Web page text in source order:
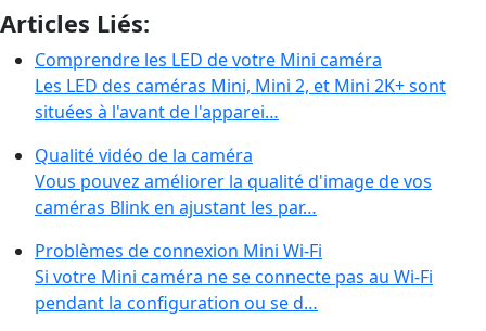
Articles Liés:
Comprendre les LED de votre Mini caméra
Les LED des caméras Mini, Mini 2, et Mini 2K+ sont
situées à l'avant de l'apparei…
Qualité vidéo de la caméra
Vous pouvez améliorer la qualité d'image de vos
caméras Blink en ajustant les par…
Problèmes de connexion Mini Wi-Fi
Si votre Mini caméra ne se connecte pas au Wi-Fi
pendant la configuration ou se d…